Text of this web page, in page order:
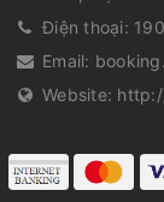
Điện thoại:
Email:
Website: